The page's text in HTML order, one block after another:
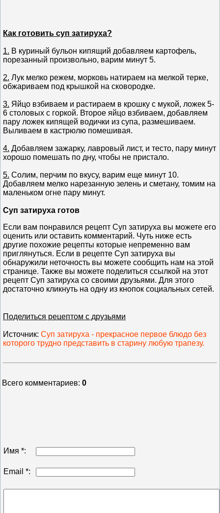
Как готовить суп затируха?
1. В куриный бульон кипящий добавляем картофель,
порезанный произвольно, варим минут 5.
2. Лук мелко режем, морковь натираем на мелкой терке,
обжариваем под крышкой на сковородке.
3. Яйцо взбиваем и растираем в крошку с мукой, ложек 5-
6 столовых с горкой. Второе яйцо взбиваем, добавляем
пару ложек кипящей водички из супа, размешиваем.
Выливаем в кастрюлю помешивая.
4. Добавляем зажарку, лавровый лист, и тесто, пару минут
хорошо помешать по дну, чтобы не пристало.
5. Солим, перчим по вкусу, варим еще минут 10.
Добавляем мелко нарезанную зелень и сметану, томим на
маленьком огне пару минут.
Суп затируха готов
Если вам понравился рецепт Суп затируха вы можете его
оценить или оставить комментарий. Чуть ниже есть
другие похожие рецепты которые непременно вам
приглянуться. Если в рецепте Суп затируха вы
обнаружили неточность вы можете сообщить нам на этой
странице. Также вы можете поделиться ссылкой на этот
рецепт Суп затируха со своими друзьями. Для этого
достаточно кликнуть на одну из кнопок социальных сетей.
Поделиться рецептом с друзьями
Источник: Суп затируха - прекрасное первое блюдо без
которого трудно представить в старину любую трапезу.
Всего комментариев: 0
Имя *:
Email *: